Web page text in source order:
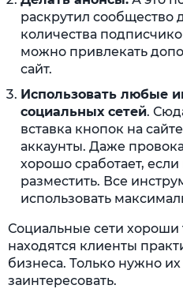
раскрутил сообщество
количества
можно привлекать
сайт.
Использовать любые
социальных сетей.
вставка кнопок на
аккаунты. Даже
хорошо сработает,
разместить. Все
использовать
Социальные сети хороши
находятся клиенты
бизнеса. Только нужно
заинтересовать.